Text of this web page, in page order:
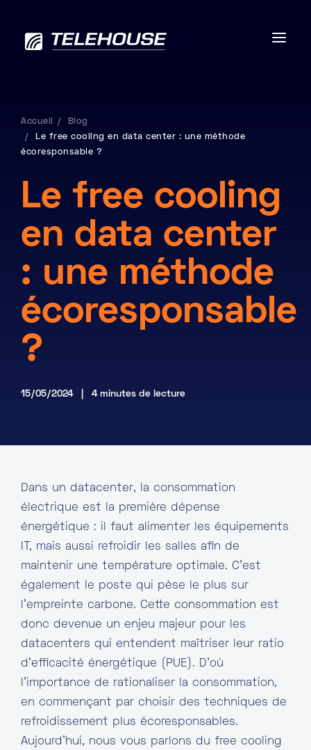
Data centers
Connectivité
Services
RSE
Contactez-nous
À propos
Marketplace
Partenaires
DE
EN
FR
Accueil
Blog
Le free cooling en data center : une méthode
écoresponsable ?
Le free cooling
en data center
: une méthode
écoresponsable
?
15/05/2024 | 4 minutes de lecture
Dans un datacenter, la consommation
électrique est la première dépense
énergétique : il faut alimenter les équipements
IT, mais aussi refroidir les salles afin de
maintenir une température optimale. C’est
également le poste qui pèse le plus sur
l’empreinte carbone. Cette consommation est
donc devenue un enjeu majeur pour les
datacenters qui entendent maîtriser leur ratio
d’efficacité énergétique (PUE). D’où
l’importance de rationaliser la consommation,
en commençant par choisir des techniques de
refroidissement plus écoresponsables.
Aujourd’hui, nous vous parlons du free cooling